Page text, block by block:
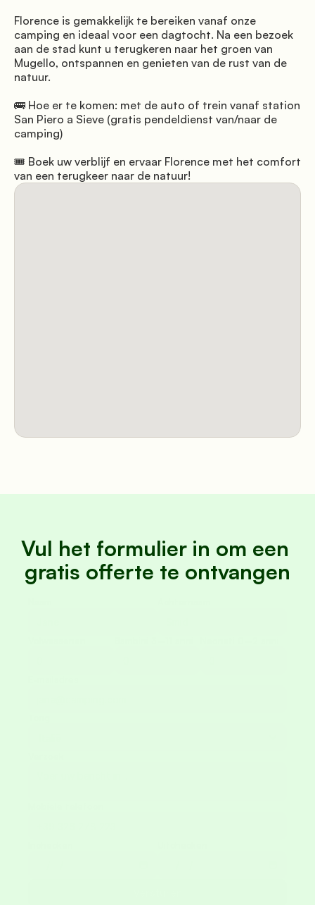
Florence is gemakkelijk te bereiken vanaf onze
camping en ideaal voor een dagtocht. Na een bezoek
aan de stad kunt u terugkeren naar het groen van
Mugello, ontspannen en genieten van de rust van de
natuur.
🚌 Hoe er te komen: met de auto of trein vanaf station
San Piero a Sieve (gratis pendeldienst van/naar de
camping)
🎟️ Boek uw verblijf en ervaar Florence met het comfort
van een terugkeer naar de natuur!
Vul het formulier in om een
gratis offerte te ontvangen